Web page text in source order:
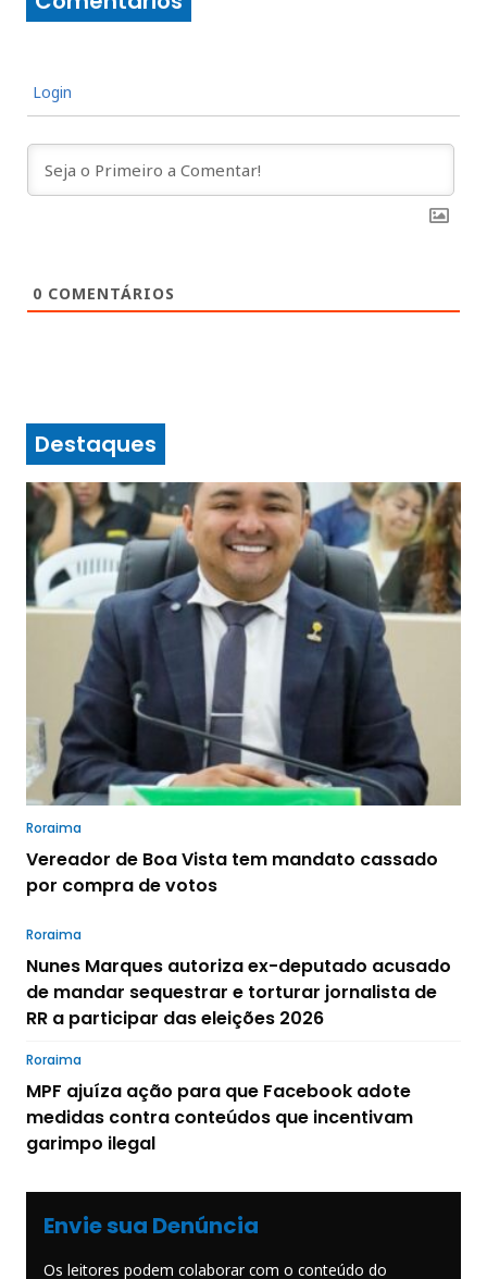
Login
0 COMENTÁRIOS
Destaques
Roraima
Vereador de Boa Vista tem mandato cassado
por compra de votos
Roraima
Nunes Marques autoriza ex-deputado acusado
de mandar sequestrar e torturar jornalista de
RR a participar das eleições 2026
Roraima
MPF ajuíza ação para que Facebook adote
medidas contra conteúdos que incentivam
garimpo ilegal
Envie sua Denúncia
Os leitores podem colaborar com o conteúdo do